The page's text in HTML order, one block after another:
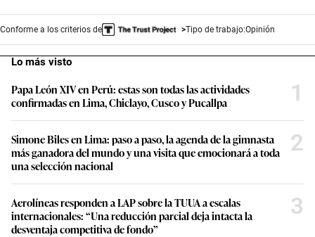
Conforme a los criterios de Tipo de trabajo:Opinión
Lo más visto
Papa León XIV en Perú: estas son todas las actividades
confirmadas en Lima, Chiclayo, Cusco y Pucallpa
1
Simone Biles en Lima: paso a paso, la agenda de la gimnasta
más ganadora del mundo y una visita que emocionará a toda
una selección nacional
2
Aerolíneas responden a LAP sobre la TUUA a escalas
internacionales: “Una reducción parcial deja intacta la
desventaja competitiva de fondo”
3